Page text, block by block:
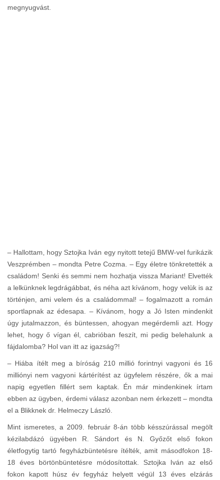
megnyugvást.
– Hallottam, hogy Sztojka Iván egy nyitott tetejű BMW-vel furikázik
Veszprémben – mondta Petre Cozma. – Egy életre tönkretették a
családom! Senki és semmi nem hozhatja vissza Mariant! Elvették
a lelkünknek legdrágábbat, és néha azt kívánom, hogy velük is az
történjen, ami velem és a családommal! – fogalmazott a román
sportlapnak az édesapa. – Kívánom, hogy a Jó Isten mindenkit
úgy jutalmazzon, és büntessen, ahogyan megérdemli azt. Hogy
lehet, hogy ő vígan él, cabrióban feszít, mi pedig belehalunk a
fájdalomba? Hol van itt az igazság?!
– Hiába ítélt meg a bíróság 210 millió forintnyi vagyoni és 16
milliónyi nem vagyoni kártérítést az ügyfelem részére, ők a mai
napig egyetlen fillért sem kaptak. Én már mindenkinek írtam
ebben az ügyben, érdemi válasz azonban nem érkezett – mondta
el a Blikknek dr. Helmeczy László.
Mint ismeretes, a 2009. február 8-án több késszúrással megölt
kézilabdázó ügyében R. Sándort és N. Győzőt első fokon
életfogytig tartó fegyházbüntetésre ítélték, amit másodfokon 18-
18 éves börtönbüntetésre módosítottak. Sztojka Iván az első
fokon kapott húsz év fegyház helyett végül 13 éves elzárás